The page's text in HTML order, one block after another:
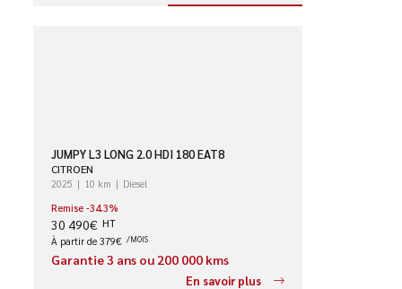
JUMPY L3 LONG 2.0 HDI 180 EAT8
CITROEN
2025 10 km
Diesel
Remise -34.3%
30 490€ HT
À partir de 379€ /MOIS
Garantie 3 ans ou 200 000 kms
En savoir plus